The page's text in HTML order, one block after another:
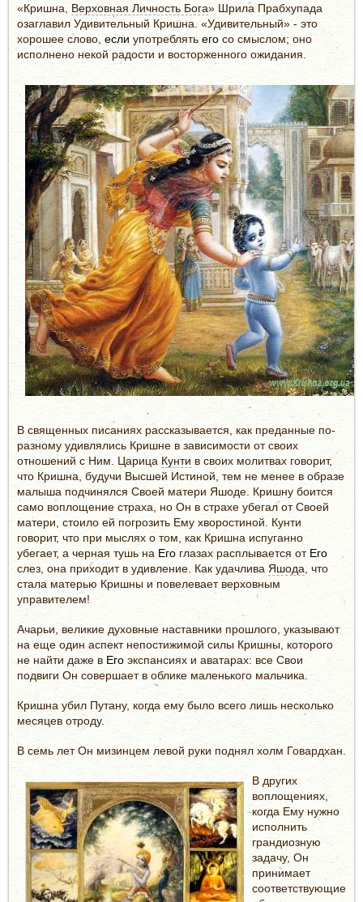
«Кришна, Верховная Личность Бога» Шрила Прабхупада
озаглавил Удивительный Кришна. «Удивительный» - это
хорошее слово, если употреблять его со смыслом; оно
исполнено некой радости и восторженного ожидания.
В священных писаниях рассказывается, как преданные по-
разному удивлялись Кришне в зависимости от своих
отношений с Ним. Царица Кунти в своих молитвах говорит,
что Кришна, будучи Высшей Истиной, тем не менее в образе
малыша подчинялся Своей матери Яшоде. Кришну боится
само воплощение страха, но Он в страхе убегал от Своей
матери, стоило ей погрозить Ему хворостиной. Кунти
говорит, что при мыслях о том, как Кришна испуганно
убегает, а черная тушь на Его глазах расплывается от Его
слез, она приходит в удивление. Как удачлива Яшода , что
стала матерью Кришны и повелевает верховным
управителем!
Ачарьи, великие духовные наставники прошлого, указывают
на еще один аспект непостижимой силы Кришны, которого
не найти даже в Его экспансиях и аватарах: все Свои
подвиги Он совершает в облике маленького мальчика.
Кришна убил Путану, когда ему было всего лишь несколько
месяцев отроду.
В семь лет Он мизинцем левой руки поднял холм Говардхан.
В других
воплощениях,
когда Ему нужно
исполнить
грандиозную
задачу, Он
принимает
соответствующие